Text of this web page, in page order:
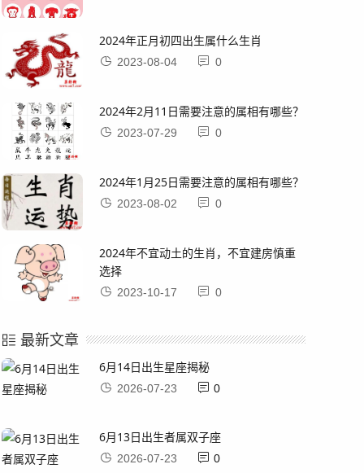
2024年正月初四出生属什么生肖
2023-08-04 0
2024年2月11日需要注意的属相有哪些？
2023-07-29 0
2024年1月25日需要注意的属相有哪些？
2023-08-02 0
2024年不宜动土的生肖，不宜建房慎重
选择
2023-10-17 0
最新文章
6月14日出生星座揭秘
2026-07-23 0
6月13日出生者属双子座
2026-07-23 0